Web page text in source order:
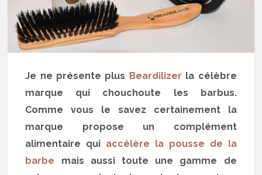
Je ne présente plus Beardilizer la célèbre
marque qui chouchoute les barbus.
Comme vous le savez certainement la
marque propose un complément
alimentaire qui accélère la pousse de la
barbe mais aussi toute une gamme de